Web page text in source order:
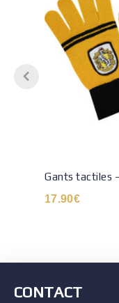
Gants tactiles
17.90€
CONTACT